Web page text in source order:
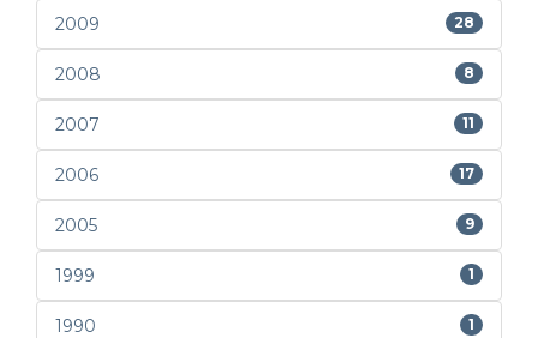
2009 28
2008 8
2007 11
2006 17
2005 9
1999 1
1990 1